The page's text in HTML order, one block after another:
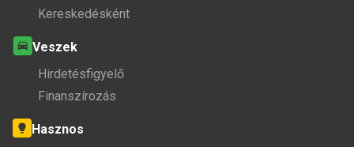
Kereskedésként
Veszek
Hirdetésfigyelő
Finanszírozás
Hasznos